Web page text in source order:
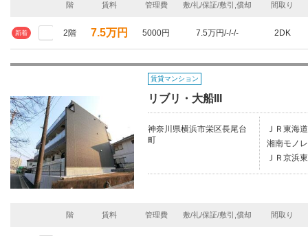
階 賃料 管理費 敷/礼/保証/敷引,償却 間取り
新着 2階 7.5万円 5000円 7.5万円/-/-/- 2DK
賃貸マンション
リブリ・大船III
神奈川県横浜市栄区長尾台
町
ＪＲ東海
湘南モノ
ＪＲ京浜
階 賃料 管理費 敷/礼/保証/敷引,償却 間取り